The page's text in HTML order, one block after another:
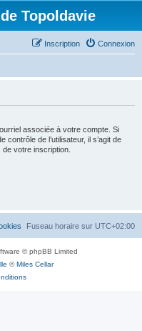
Topoldavie
Connexion
Inscription
associée à votre compte. Si
contrôle de l’utilisateur, il s’agit de
votre inscription.
Fuseau horaire sur UTC+02:00
© phpBB Limited
©Miles Cellar